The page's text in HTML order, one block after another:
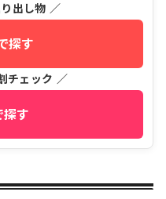
出し物 ／
探す
チェック ／
す